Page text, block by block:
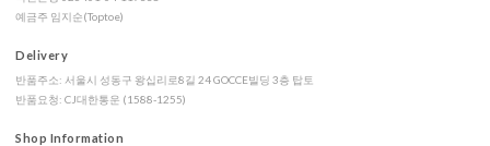
예금주 임지순(Toptoe)
Delivery
반품주소: 서울시 성동구 왕십리로8길 24 GOCCE빌딩 3층 탑토
반품요청: CJ대한통운 (1588-1255)
Shop Information